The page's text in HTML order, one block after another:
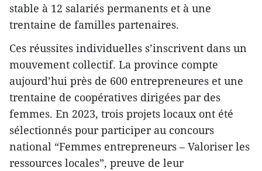
stable à 12 salariés permanents et à une
trentaine de familles partenaires.
Ces réussites individuelles s’inscrivent dans un
mouvement collectif. La province compte
aujourd’hui près de 600 entrepreneures et une
trentaine de coopératives dirigées par des
femmes. En 2023, trois projets locaux ont été
sélectionnés pour participer au concours
national “Femmes entrepreneurs – Valoriser les
ressources locales”, preuve de leur